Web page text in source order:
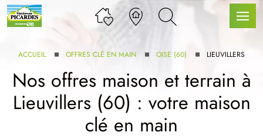
GAMME
ACCUEIL OFFRES CLÉ EN MAIN OISE (60) LIEUVILLERS
Nos offres maison et terrain à
Lieuvillers (60) : votre maison
clé en main